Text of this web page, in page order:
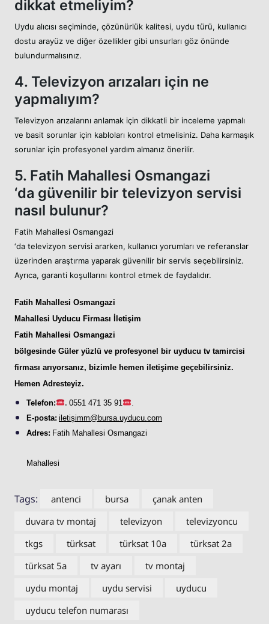
dikkat etmeliyim?
Uydu alıcısı seçiminde, çözünürlük kalitesi, uydu türü, kullanıcı
dostu arayüz ve diğer özellikler gibi unsurları göz önünde
bulundurmalısınız.
4. Televizyon arızaları için ne
yapmalıyım?
Televizyon arızalarını anlamak için dikkatli bir inceleme yapmalı
ve basit sorunlar için kabloları kontrol etmelisiniz. Daha karmaşık
sorunlar için profesyonel yardım almanız önerilir.
5. Fatih Mahallesi Osmangazi
‘da güvenilir bir televizyon servisi
nasıl bulunur?
Fatih Mahallesi Osmangazi
‘da televizyon servisi ararken, kullanıcı yorumları ve referanslar
üzerinden araştırma yaparak güvenilir bir servis seçebilirsiniz.
Ayrıca, garanti koşullarını kontrol etmek de faydalıdır.
Fatih Mahallesi Osmangazi
Mahallesi Uyducu Firması İletişim
Fatih Mahallesi Osmangazi
bölgesinde Güler yüzlü ve profesyonel bir uyducu tv tamircisi
firması arıyorsanız, bizimle hemen iletişime geçebilirsiniz.
Hemen Adresteyiz.
Telefon: . 0551 471 35 91
E-posta: iletişimm@bursa. uyducu .com
Adres: Fatih Mahallesi Osmangazi
Mahallesi
Tags: antenci bursa
çanak anten
duvara tv montaj
televizyon
televizyoncu
tkgs
türksat türksat 10a
türksat 2a
türksat 5a
tv ayarı
tv montaj
uydu montaj
uydu servisi
uyducu
uyducu telefon numarası